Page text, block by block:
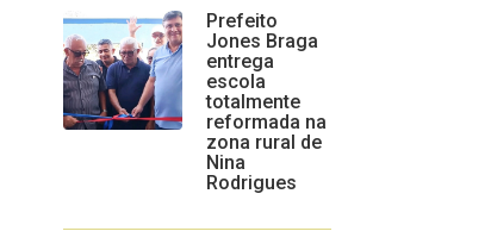
Prefeito
Jones Braga
entrega
escola
totalmente
reformada na
zona rural de
Nina
Rodrigues